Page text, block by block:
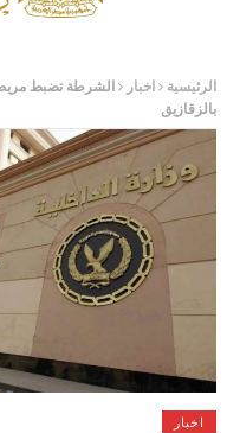
الرئيسية اخبار الشرطة تضبط مريض
بالزقازيق
اخبار